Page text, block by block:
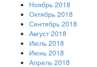
Ноябрь 2018
Октябрь 2018
Сентябрь 2018
Август 2018
Июль 2018
Июнь 2018
Апрель 2018